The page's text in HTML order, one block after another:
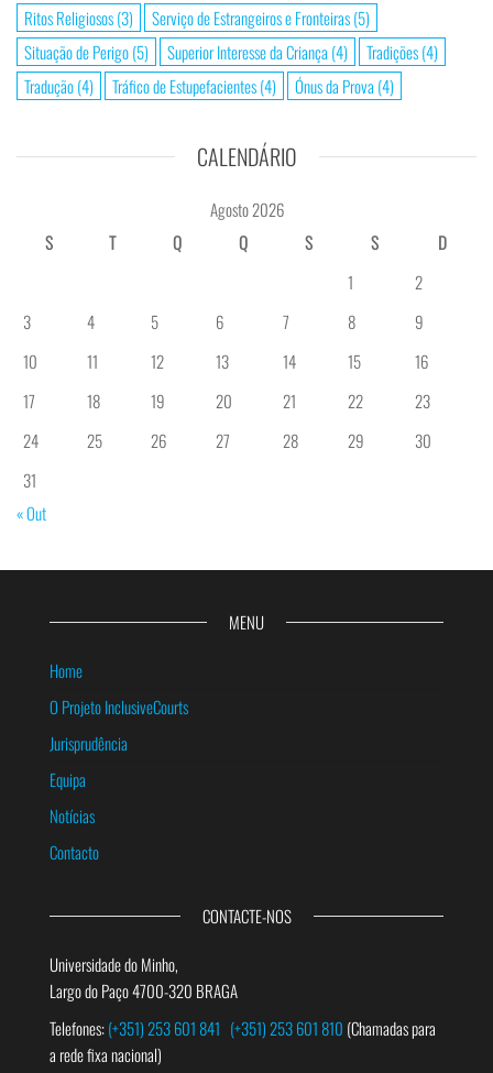
Ritos Religiosos(3) Serviço de Estrangeiros e Fronteiras(5)
Situação de Perigo(5) Superior Interesse da Criança (4) Tradições(4)
Tradução(4) Tráfico de Estupefacientes(4) Ónus da Prova (4)
CALENDÁRIO
Agosto 2026
S
T Q Q S S
D
1
2
3
4 5 6 7 8
9
10
11 12 13 14 15
16
17
18 19 20 21 22
23
24
25 26 27 28 29
30
31
« Out
MENU
Home
O Projeto InclusiveCourts
Jurisprudência
Equipa
Notícias
Contacto
CONTACTE-NOS
Universidade do Minho,
Largo do Paço 4700-320 BRAGA
Telefones:(+351) 253 601 841 (+351) 253 601 810 (Chamadas para
a rede fixa nacional)